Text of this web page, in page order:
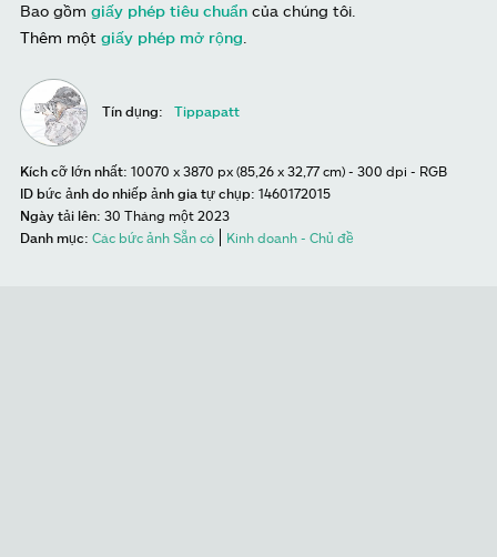
Bao gồm giấy phép tiêu chuẩn của chúng tôi.
Thêm một giấy phép mở rộng.
Tín dụng: Tippapatt
Kích cỡ lớn nhất: 10070 x 3870 px (85,26 x 32,77 cm) - 300 dpi - RGB
ID bức ảnh do nhiếp ảnh gia tự chụp: 1460172015
Ngày tải lên: 30 Tháng một 2023
Danh mục: Các bức ảnh Sẵn có Kinh doanh - Chủ đề